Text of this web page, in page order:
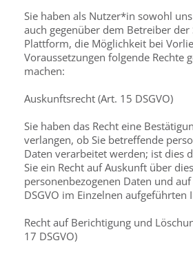
Sie haben als Nutzer*in sowohl
auch gegenüber dem Betreiber der
Plattform, die Möglichkeit bei
Voraussetzungen folgende Rechte
machen:
Auskunftsrecht (Art. 15 DSGVO)
Sie haben das Recht eine
verlangen, ob Sie betreffende
Daten verarbeitet werden; ist dies
Sie ein Recht auf Auskunft über
personenbezogenen Daten und
DSGVO im Einzelnen
Recht auf Berichtigung und
17 DSGVO)